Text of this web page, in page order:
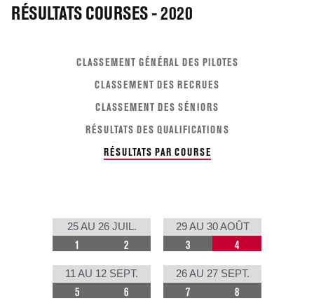
RÉSULTATS COURSES - 2020
CLASSEMENT GÉNÉRAL DES PILOTES
CLASSEMENT DES RECRUES
CLASSEMENT DES SÉNIORS
RÉSULTATS DES QUALIFICATIONS
RÉSULTATS PAR COURSE
25 AU 26 JUIL.
1 2
29 AU 30 AOÛT
3 4
11 AU 12 SEPT.
5 6
26 AU 27 SEPT.
7 8